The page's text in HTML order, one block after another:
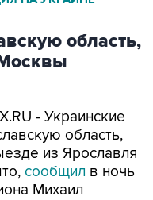
область,
- Украинские
область,
из Ярославля
сообщил в ночь
Михаил